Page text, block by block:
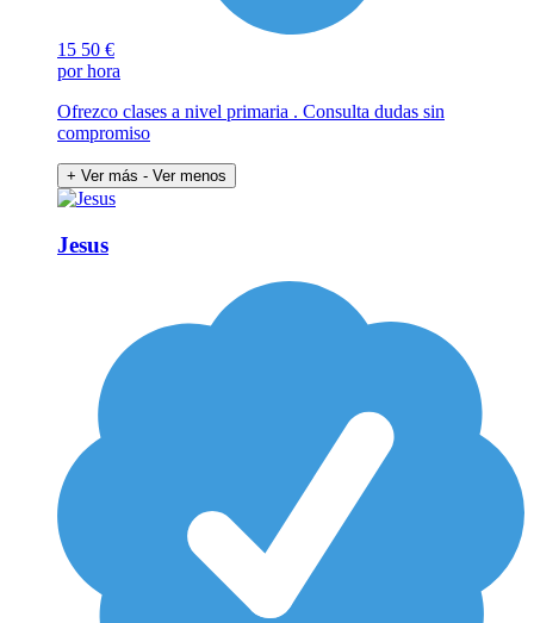
15 50 €
por hora
Ofrezco clases a nivel primaria . Consulta dudas sin
compromiso
+ Ver más - Ver menos
Jesus